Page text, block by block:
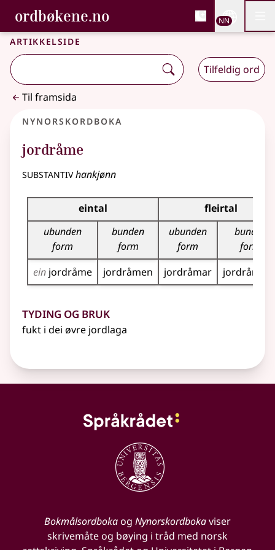
Gå til hovudinnhald
Tilgjenge
ordbøkene.no, Bokmålsordboka og
Bokmålsordboka og Nynorskordboka
NN
Artikkelside
Tilfeldig ord
Til framsida
Nynorskordboka
jordråme
substantivhankjønn
Bøyningstabell for dette substantivet
eintal
fleirtal
ubunden
form
bunden
form
ubunden
form
bunden
form
ein jordråme jordråmen jordråmar
Tyding og bruk
fukt i dei øvre jordlaga
Bokmålsordbokaog Nynorskordbokaviser
skrivemåte og bøying i tråd med norsk